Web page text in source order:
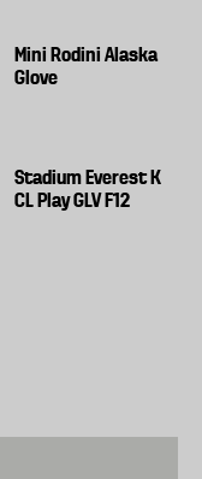
Mini Rodini Alaska
Glove
Stadium Everest K
CL Play GLV F12